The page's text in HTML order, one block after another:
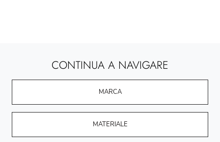
CONTINUA A NAVIGARE
MARCA
MATERIALE